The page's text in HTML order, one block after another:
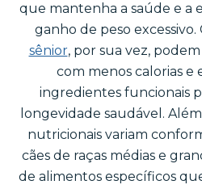
que mantenha a saúde e a
ganho de peso excessivo.
sênior, por sua vez,
com menos calorias e
ingredientes funcionais
longevidade saudável.
nutricionais variam
cães de raças médias e
de alimentos específicos